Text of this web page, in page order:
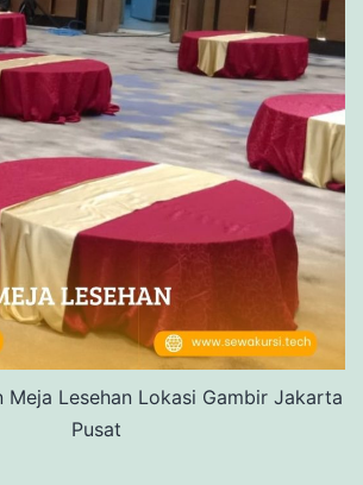
Meja Lesehan Lokasi Gambir Jakarta
Pusat